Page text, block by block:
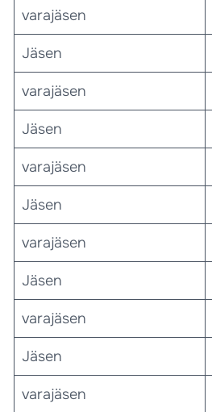
varajäsen
Jäsen
varajäsen
Jäsen
varajäsen
Jäsen
varajäsen
Jäsen
varajäsen
Jäsen
varajäsen